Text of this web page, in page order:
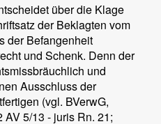
über die Klage
der Beklagten vom
der Befangenheit
und Schenk. Denn der
und
Ausschluss der
(vgl. BVerwG,
5/13 - juris Rn. 21;